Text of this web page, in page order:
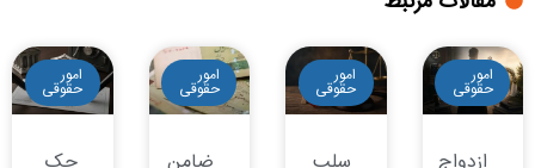
امور
حقوقی
امور
حقوقی
امور
حقوقی
امور
حقوقی